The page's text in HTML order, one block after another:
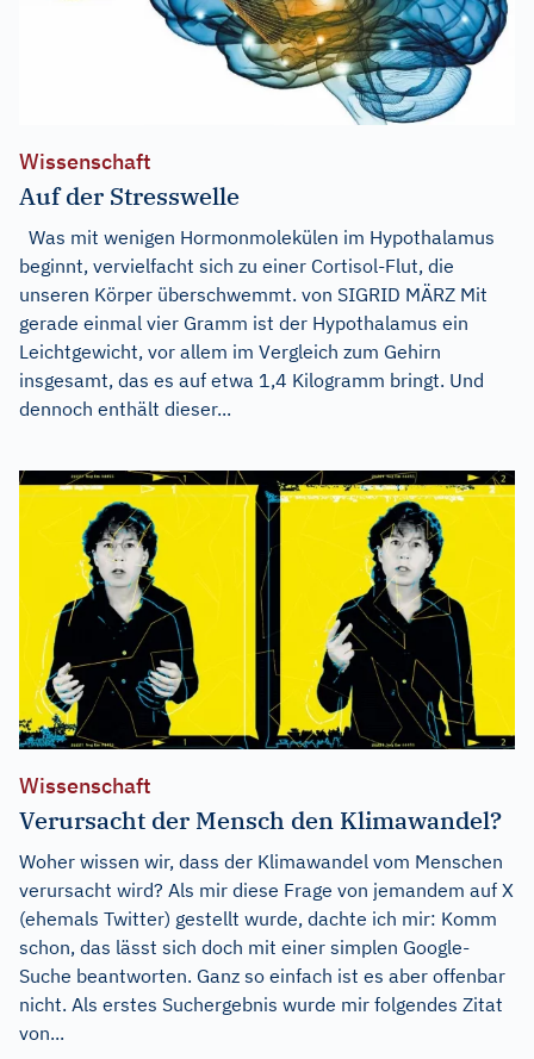
Wissenschaft
Auf der Stresswelle
Was mit wenigen Hormonmolekülen im Hypothalamus
beginnt, vervielfacht sich zu einer Cortisol-Flut, die
unseren Körper überschwemmt. von SIGRID MÄRZ Mit
gerade einmal vier Gramm ist der Hypothalamus ein
Leichtgewicht, vor allem im Vergleich zum Gehirn
insgesamt, das es auf etwa 1,4 Kilogramm bringt. Und
dennoch enthält dieser...
Wissenschaft
Verursacht der Mensch den Klimawandel?
Woher wissen wir, dass der Klimawandel vom Menschen
verursacht wird? Als mir diese Frage von jemandem auf X
(ehemals Twitter) gestellt wurde, dachte ich mir: Komm
schon, das lässt sich doch mit einer simplen Google-
Suche beantworten. Ganz so einfach ist es aber offenbar
nicht. Als erstes Suchergebnis wurde mir folgendes Zitat
von...